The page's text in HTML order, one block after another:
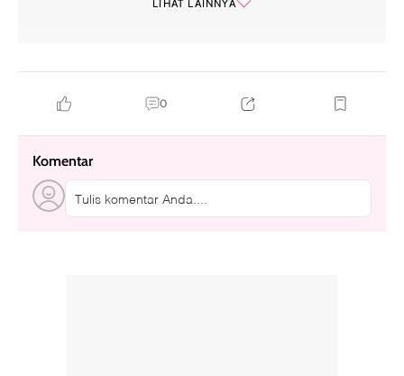
LIHAT LAINNYA
0
Komentar
Tulis komentar Anda....